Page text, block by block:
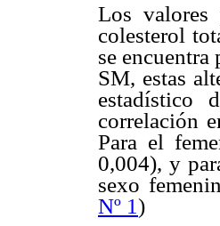
Los valores
colesterol
se
SM, estas
estadístico
correlación
Para el
0,004), y
sexo
Nº 1)